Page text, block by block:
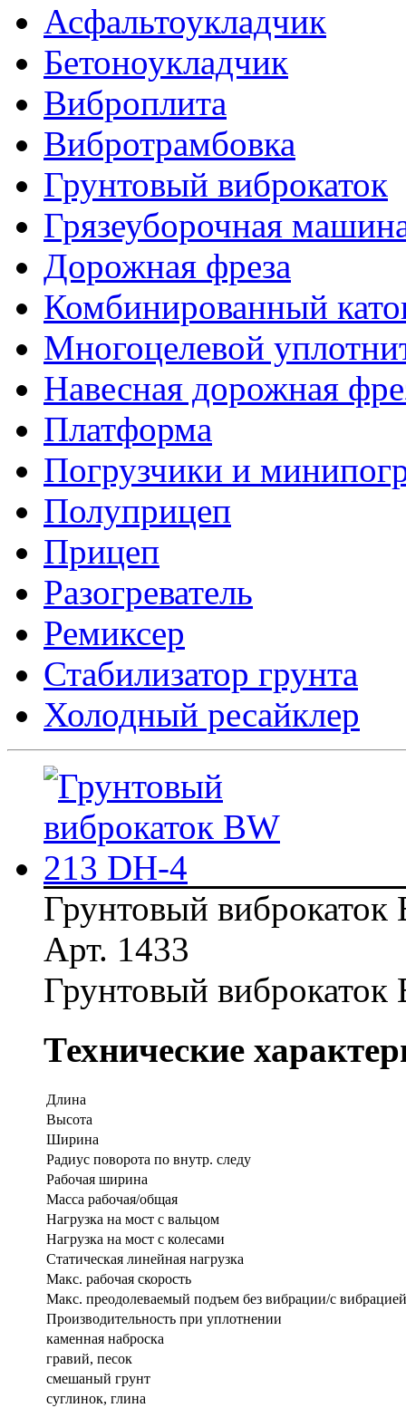
Асфальтоукладчик
Бетоноукладчик
Виброплита
Вибротрамбовка
Грунтовый виброкаток
Грязеуборочная
Дорожная фреза
Комбинированный
Многоцелевой
Навесная дорожная
Платформа
Погрузчики и
Полуприцеп
Прицеп
Разогреватель
Ремиксер
Стабилизатор грунта
Холодный ресайклер
Грунтовый
Арт. 1433
Грунтовый
Технические
Длина
Высота
Ширина
Радиус поворота по внутр. следу
Рабочая ширина
Масса рабочая/общая
Нагрузка на мост с вальцом
Нагрузка на мост с колесами
Статическая линейная нагрузка
Макс. рабочая скорость
Макс. преодолеваемый подъем без вибрации/с вибрацией
Производительность при уплотнении
каменная наброска
гравий, песок
смешаный грунт
суглинок, глина